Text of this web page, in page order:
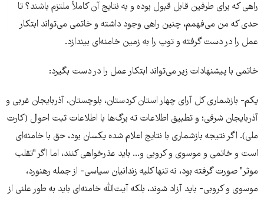
راهی که برای طرفین قابل قبول بوده و به نتایج آن کاملاً ملتزم باشند؟ تا
حدی که من می‌فهمم، چنین راهی وجود داشته و خاتمی می‌تواند ابتکار
عمل را در دست گرفته و توپ را به زمین خامنه‌ای بیندازد.
خاتمی با پیشنهادات زیر می‌تواند ابتکار عمل را در دست بگیرد:
یکم- بازشماری کل آرای چهار استان کردستان، بلوچستان، آذربایجان غربی و
آذربایجان شرقی؛ و تطبیق اطلاعات ته برگ‌ها با اطلاعات ثبت احوال (کارت
ملی). اگر نتیجه بازشماری با نتایج اعلام شده یکسان بود، حق با خامنه‌ای
است و خاتمی و موسوی و کروبی و... باید عذرخواهی کنند، اما اگر "تقلب
موثر" صورت گرفته بود، نه تنها کلیه زندانیان سیاسی- از جمله رهنورد،
موسوی و کروبی- باید آزاد شوند، بلکه آیت‌الله خامنه‌ای باید به طور علنی از